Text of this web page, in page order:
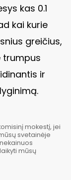
kas 0.1
kai kurie
greičius,
trumpus
ir
mokestį, jei
svetainėje
mūsų